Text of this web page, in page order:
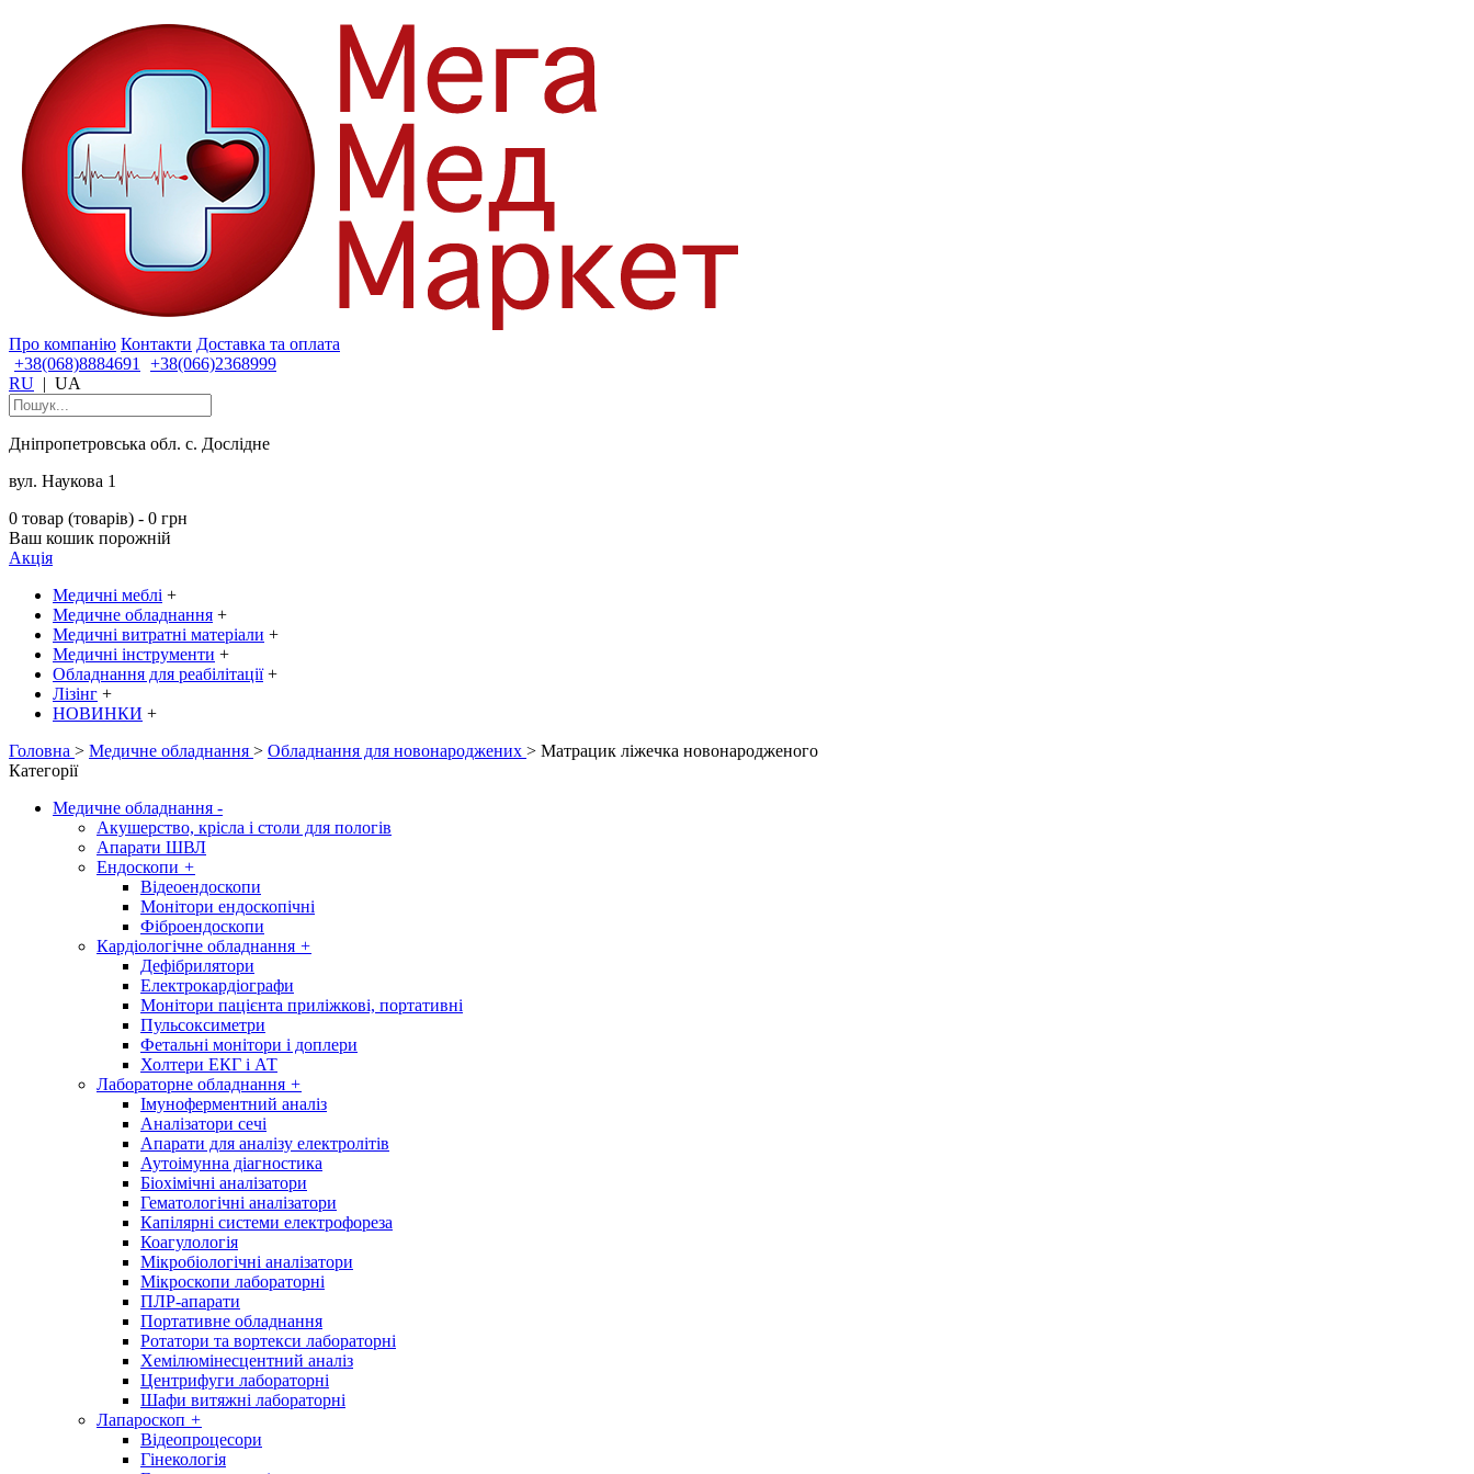
Про компанію Контакти Доставка та оплата
+38(068)8884691
+38(066)2368999
RU | UA
Дніпропетровська обл. с. Дослідне
вул. Наукова 1
0 товар (товарів) - 0 грн
Ваш кошик порожній
Акція
Медичні меблі +
Медичне обладнання +
Медичні витратні матеріали +
Медичні інструменти +
Обладнання для реабілітації +
Лізінг +
НОВИНКИ +
Головна > Медичне обладнання > Обладнання для новонароджених > Матрацик ліжечка новонародженого
Категорії
Медичне обладнання -
Акушерство, крісла і столи для пологів
Апарати ШВЛ
Ендоскопи +
Відеоендоскопи
Монітори ендоскопічні
Фіброендоскопи
Кардіологічне обладнання +
Дефібрилятори
Електрокардіографи
Монітори пацієнта приліжкові, портативні
Пульсоксиметри
Фетальні монітори і доплери
Холтери ЕКГ і АТ
Лабораторне обладнання +
Імуноферментний аналіз
Аналізатори сечі
Апарати для аналізу електролітів
Аутоімунна діагностика
Біохімічні аналізатори
Гематологічні аналізатори
Капілярні системи електрофореза
Коагулологія
Мікробіологічні аналізатори
Мікроскопи лабораторні
ПЛР-апарати
Портативне обладнання
Ротатори та вортекси лабораторні
Хемілюмінесцентний аналіз
Центрифуги лабораторні
Шафи витяжні лабораторні
Лапароскоп +
Відеопроцесори
Гінекологія